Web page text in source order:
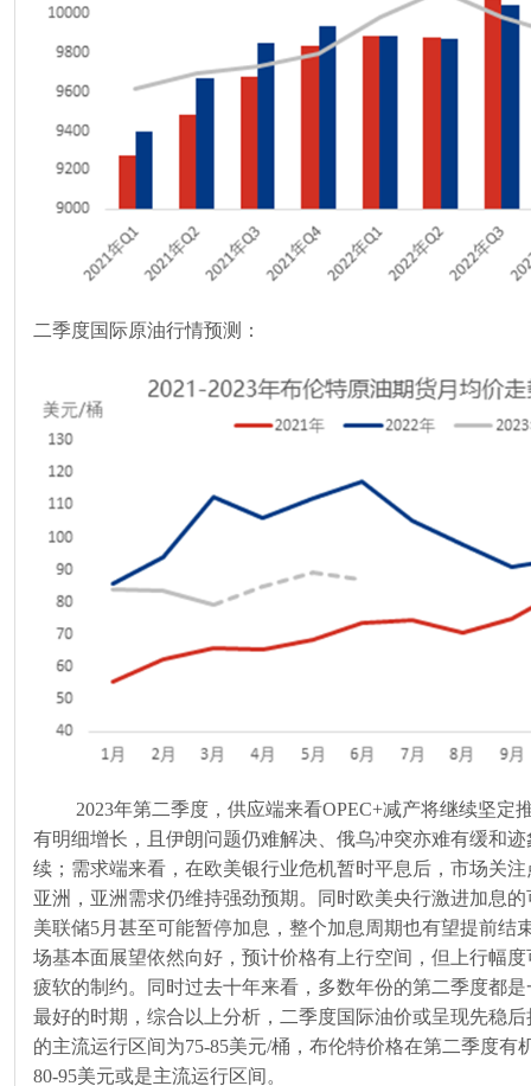
二季度国际原油行情预测：
2023年第二季度，供应端来看OPEC+减产将继续坚定
有明细增长，且伊朗问题仍难解决、俄乌冲突亦难有缓和
续；需求端来看，在欧美银行业危机暂时平息后，市场关
亚洲，亚洲需求仍维持强劲预期。同时欧美央行激进加息
美联储5月甚至可能暂停加息，整个加息周期也有望提前结
场基本面展望依然向好，预计价格有上行空间，但上行幅
疲软的制约。同时过去十年来看，多数年份的第二季度都
最好的时期，综合以上分析，二季度国际油价或呈现先稳
的主流运行区间为75-85美元/桶，布伦特价格在第二季度有
80-95美元或是主流运行区间。